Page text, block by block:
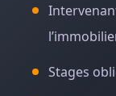
Stages